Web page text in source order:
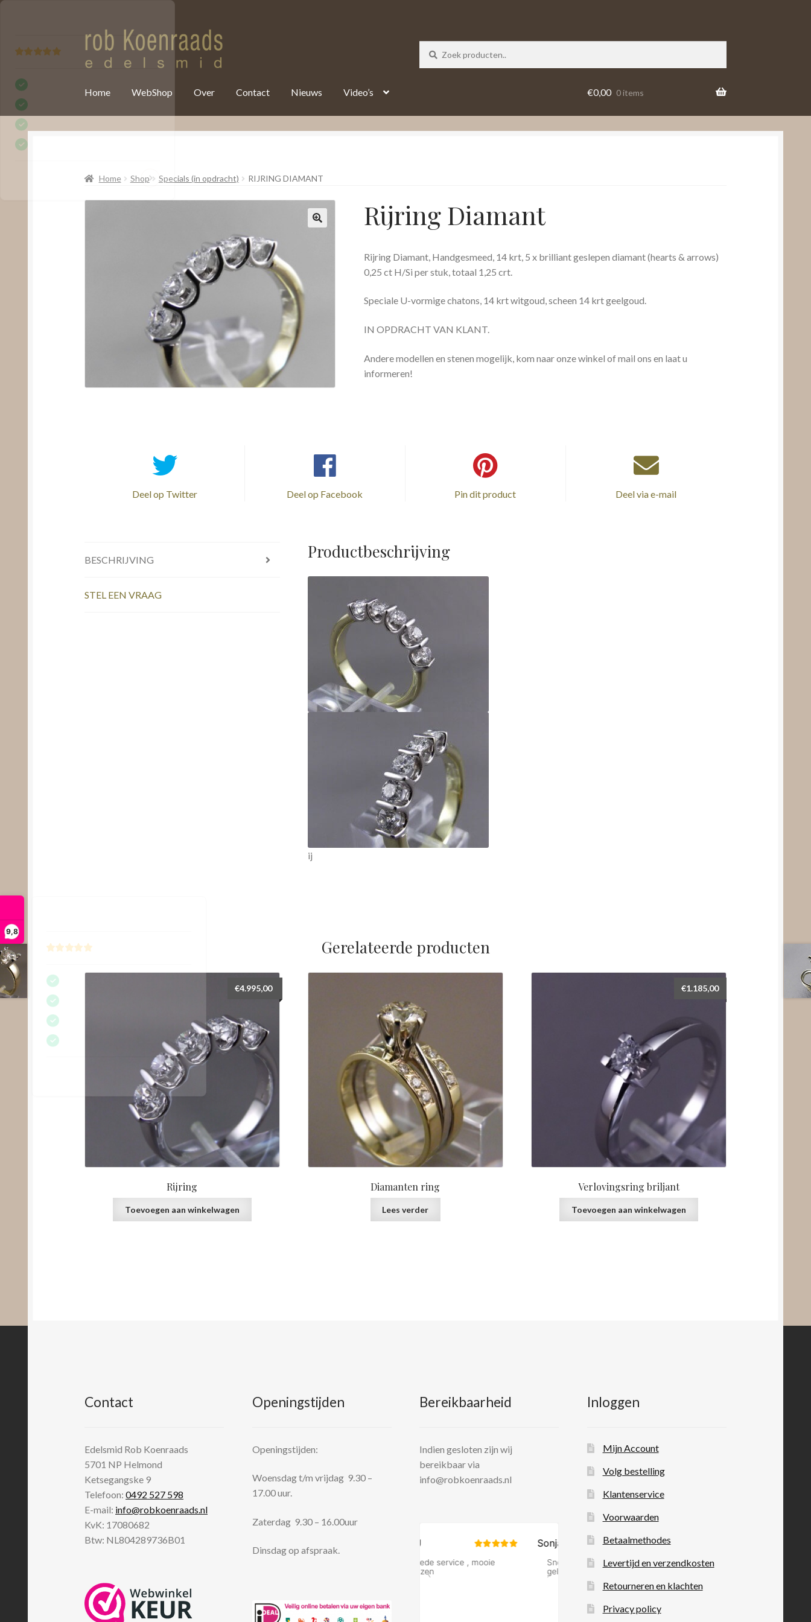
9,8
Home WebShop Over Contact Nieuws Video’s €0,00 0 items
Home Shop Specials (in opdracht) RIJRING DIAMANT
Rijring Diamant
Rijring Diamant, Handgesmeed, 14 krt, 5 x brilliant geslepen diamant (hearts & arrows)
0,25 ct H/Si per stuk, totaal 1,25 crt.
Speciale U-vormige chatons, 14 krt witgoud, scheen 14 krt geelgoud.
IN OPDRACHT VAN KLANT.
Andere modellen en stenen mogelijk, kom naar onze winkel of mail ons en laat u
informeren!
Deel op Twitter Deel op Facebook Pin dit product Deel via e-mail
BESCHRIJVING
STEL EEN VRAAG
Productbeschrijving
ij
Gerelateerde producten
Rijring
€4.995,00
Toevoegen aan winkelwagen
Diamanten ring
Lees verder
Verlovingsring briljant
€1.185,00
Toevoegen aan winkelwagen
Contact
Edelsmid Rob Koenraads
5701 NP Helmond
Ketsegangske 9
Telefoon:0492 527 598
E-mail: info@robkoenraads.nl
KvK: 17080682
Btw: NL804289736B01
Openingstijden
Openingstijden:
Woensdag t/m vrijdag 9.30 –
17.00 uur.
Zaterdag 9.30 – 16.00uur
Dinsdag op afspraak.
Bereikbaarheid
Indien gesloten zijn wij
bereikbaar via
info@robkoenraads.nl
Inloggen
Mijn Account
Volg bestelling
Klantenservice
Voorwaarden
Betaalmethodes
Levertijd en verzendkosten
Retourneren en klachten
Privacy policy